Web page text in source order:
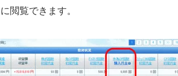
閲覧できます。